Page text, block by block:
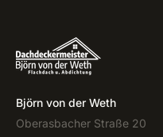
Björn von der Weth
Oberasbacher Straße 20